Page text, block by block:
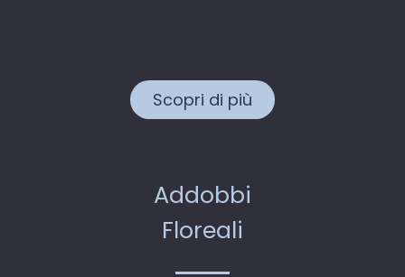
Scopri di più
Addobbi
Floreali